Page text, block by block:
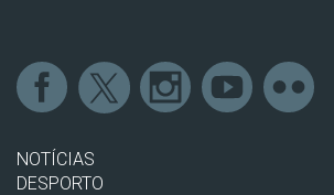
NOTÍCIAS
DESPORTO